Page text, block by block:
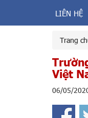
LIÊN HỆ
Trang
Việt
06/05/